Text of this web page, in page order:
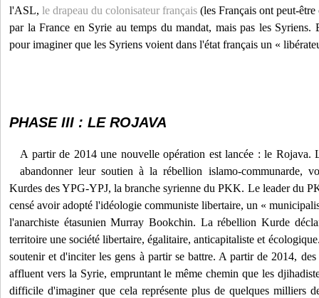
l'ASL, le drapeau du colonisateur français (les Français ont peut-
par la France en Syrie au temps du mandat, mais pas les
pour imaginer que les Syriens voient dans l'état français un «
PHASE III : LE ROJAVA
A partir de 2014 une nouvelle opération est lancée : le Rojava.
abandonner leur soutien à la rébellion islamo-communarde,
Kurdes des YPG-YPJ, la branche syrienne du PKK. Le leader du
censé avoir adopté l'idéologie communiste libertaire, un «
l'anarchiste étasunien Murray Bookchin. La rébellion Kurde
territoire une société libertaire, égalitaire, anticapitaliste et
soutenir et d'inciter les gens à partir se battre. A partir de 2014,
affluent vers la Syrie, empruntant le même chemin que les
difficile d'imaginer que cela représente plus de quelques milliers